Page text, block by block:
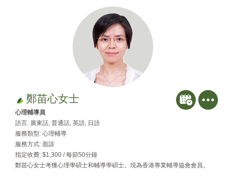
鄭苗心女士
心理輔導員
語言: 廣東話, 普通話, 英語, 日語
服務類型: 心理輔導
服務方式: 面談
指定收費: $1,300 / 每節50分鐘
鄭苗心女士考獲心理學碩士和輔導學碩士。現為香港專業輔導協會會員。